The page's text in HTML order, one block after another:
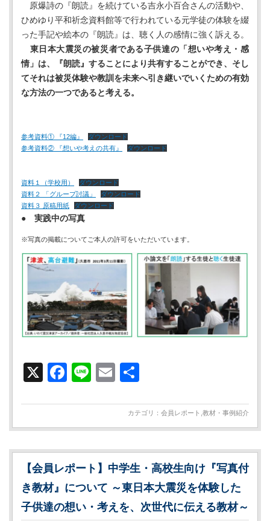
原爆詩の『朗読』を続けている吉永小百合さんの活動や、
ひめゆり平和祈念資料館等で行われている元学徒の体験を綴
った手記や絵本の『朗読』は、聴く人の感情に強く訴える。
東日本大震災の被災者である子供達の「想いや考え・感
情」は、『朗読』することにより共有することができ、そし
てそれは被災体験や教訓を未来へ引き継いでいくための有効
な方法の一つであると考える。
参考資料① 『12編』
ダウンロード
参考資料② 『想いや考えの共有』
ダウンロード
資料１（学校用）
ダウンロード
資料２ 「グループ討議」
ダウンロード
資料３ 原稿用紙
ダウンロード
● 実践中の写真
※写真の掲載についてご本人の許可をいただいています。
X Facebook
LineEmail
カテゴリ： 会員レポート 教材・事例紹介
【会員レポート】中学生・高校生向け『写真付
き教材』について ～東日本大震災を体験した
子供達の想い・考えを、次世代に伝える教材～